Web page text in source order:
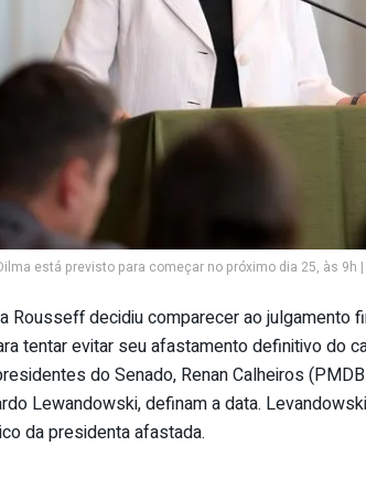
está previsto para começar no próximo dia 25, às 9h |
Rousseff decidiu comparecer ao julgamento
tentar evitar seu afastamento definitivo do
do Senado, Renan Calheiros
Lewandowski, definam a data.
da presidenta afastada.